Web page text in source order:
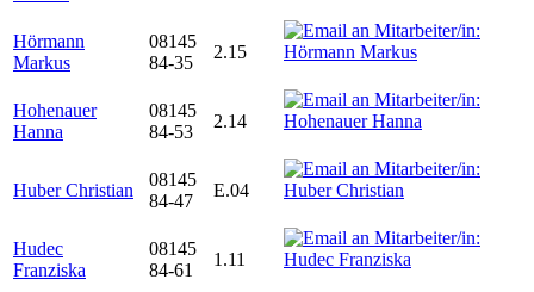
Hörmann
Markus
08145
84-35
2.15
Hohenauer
Hanna
08145
84-53
2.14
Huber Christian
08145
84-47
E.04
Hudec
Franziska
08145
84-61
1.11